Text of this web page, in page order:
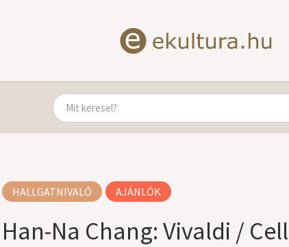
HALLGATNIVALÓ AJÁNLÓK
Han-Na Chang: Vivaldi /